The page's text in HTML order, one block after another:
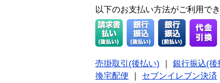
以下のお支払い方法がご利用で
売掛取引(後払い)
銀行振込(後
換宅配便
セブンイレブン決済